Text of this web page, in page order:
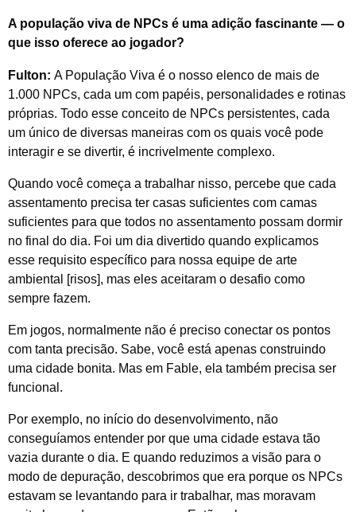
A população viva de NPCs é uma adição fascinante — o
que isso oferece ao jogador?
Fulton: A População Viva é o nosso elenco de mais de
1.000 NPCs, cada um com papéis, personalidades e rotinas
próprias. Todo esse conceito de NPCs persistentes, cada
um único de diversas maneiras com os quais você pode
interagir e se divertir, é incrivelmente complexo.
Quando você começa a trabalhar nisso, percebe que cada
assentamento precisa ter casas suficientes com camas
suficientes para que todos no assentamento possam dormir
no final do dia. Foi um dia divertido quando explicamos
esse requisito específico para nossa equipe de arte
ambiental [risos], mas eles aceitaram o desafio como
sempre fazem.
Em jogos, normalmente não é preciso conectar os pontos
com tanta precisão. Sabe, você está apenas construindo
uma cidade bonita. Mas em Fable, ela também precisa ser
funcional.
Por exemplo, no início do desenvolvimento, não
conseguíamos entender por que uma cidade estava tão
vazia durante o dia. E quando reduzimos a visão para o
modo de depuração, descobrimos que era porque os NPCs
estavam se levantando para ir trabalhar, mas moravam